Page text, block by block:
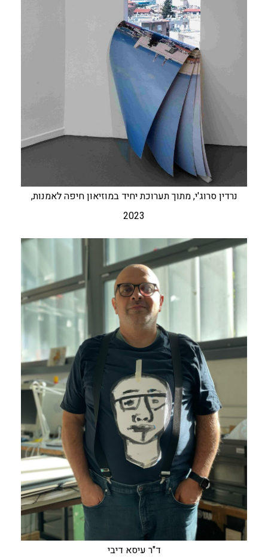
נרדין סרוג'י, מתוך תערוכת יחיד במוזיאון חיפה לאמנות,
2023
ד"ר עיסא דיבי